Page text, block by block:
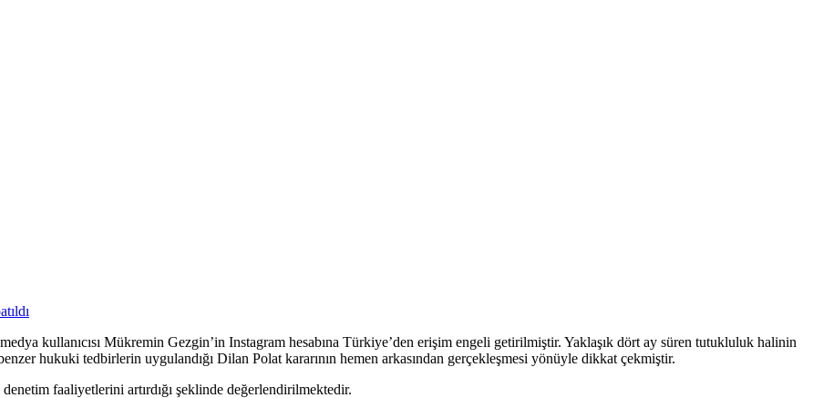
kullanıcısı Mükremin Gezgin’in Instagram hesabına Türkiye’den erişim engeli getirilmiştir. Yaklaşık dört ay süren tutukluluk halinin
hukuki tedbirlerin uygulandığı Dilan Polat kararının hemen arkasından gerçekleşmesi yönüyle dikkat çekmiştir.
faaliyetlerini artırdığı şeklinde değerlendirilmektedir.